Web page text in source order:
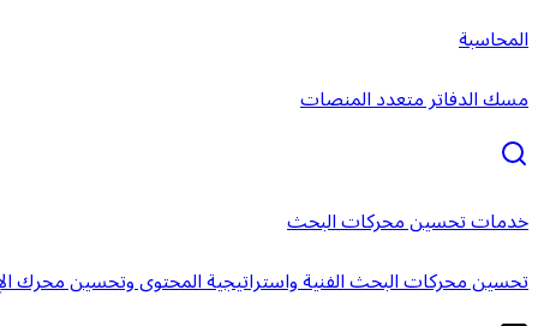
المحاسبة
مسك الدفاتر متعدد المنصات
خدمات تحسين محركات البحث
تحسين محركات البحث الفنية واستراتيجية المحتوى وتحسين محرك